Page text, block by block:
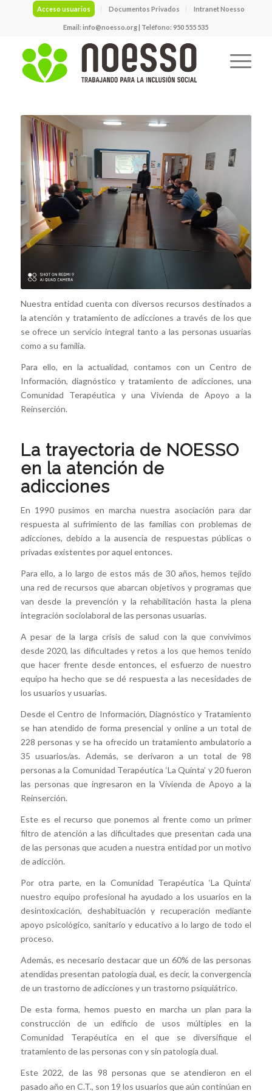
Acceso usuarios Documentos Privados Intranet Noesso
Email:info@noesso.org| Teléfono: 950 555 535
Nuestra entidad cuenta con diversos recursos destinados a
la atención y tratamiento de adicciones a través de los que
se ofrece un servicio integral tanto a las personas usuarias
como a su familia.
Para ello, en la actualidad, contamos con un Centro de
Información, diagnóstico y tratamiento de adicciones, una
Comunidad Terapéutica y una Vivienda de Apoyo a la
Reinserción.
La trayectoria de NOESSO
en la atención de
adicciones
En 1990 pusimos en marcha nuestra asociación para dar
respuesta al sufrimiento de las familias con problemas de
adicciones, debido a la ausencia de respuestas públicas o
privadas existentes por aquel entonces.
Para ello, a lo largo de estos más de 30 años, hemos tejido
una red de recursos que abarcan objetivos y programas que
van desde la prevención y la rehabilitación hasta la plena
integración sociolaboral de las personas usuarias.
A pesar de la larga crisis de salud con la que convivimos
desde 2020, las dificultades y retos a los que hemos tenido
que hacer frente desde entonces, el esfuerzo de nuestro
equipo ha hecho que se dé respuesta a las necesidades de
los usuarios y usuarias.
Desde el Centro de Información, Diagnóstico y Tratamiento
se han atendido de forma presencial y online a un total de
228 personas y se ha ofrecido un tratamiento ambulatorio a
35 usuarios/as. Además, se derivaron a un total de 98
personas a la Comunidad Terapéutica ‘La Quinta’ y 20 fueron
las personas que ingresaron en la Vivienda de Apoyo a la
Reinserción.
Este es el recurso que ponemos al frente como un primer
filtro de atención a las dificultades que presentan cada una
de las personas que acuden a nuestra entidad por un motivo
de adicción.
Por otra parte, en la Comunidad Terapéutica ‘La Quinta’
nuestro equipo profesional ha ayudado a los usuarios en la
desintoxicación, deshabituación y recuperación mediante
apoyo psicológico, sanitario y educativo a lo largo de todo el
proceso.
Además, es necesario destacar que un 60% de las personas
atendidas presentan patología dual, es decir, la convergencia
de un trastorno de adicciones y un trastorno psiquiátrico.
De esta forma, hemos puesto en marcha un plan para la
construcción de un edificio de usos múltiples en la
Comunidad Terapéutica en el que se diversifique el
tratamiento de las personas con y sin patología dual.
Este 2022, de las 98 personas que se atendieron en el
pasado año en C.T., son 19 los usuarios que aún continúan en